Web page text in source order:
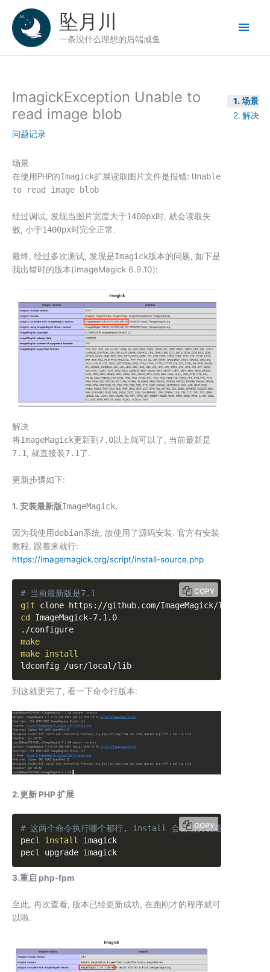
坠月川
一条没什么理想的后端咸鱼
主
菜
ImagickException Unable to
read image blob
问题记录
场景
在使用PHP的Imagick扩展读取图片文件是报错: Unable
to read image blob
经过调试, 发现当图片宽度大于1400px时, 就会读取失
败, 小于1400px时完全正常.
最终, 经过多次测试, 发现是Imagick版本的问题, 如下是
我出错时的版本(ImageMagick 6.9.10):
解决
将ImageMagick更新到 7.0以上就可以了, 当前最新是
7.1 , 就直接装7.1了.
更新步骤如下:
1. 安装最新版ImageMagick.
因为我使用debian系统, 故使用了源码安装. 官方有安装
教程, 跟着来就行:
https://imagemagick.org/script/install-source.php
# 当前最新版是7.1
git
cd
ImageMagick-7.1.0
./configure
make
make install
ldconfig /usr/local/lib
COPY
到这就更完了, 看一下命令行版本:
2.更新 PHP 扩展
# 这两个命令执行哪个都行, install 会自动安装最新并覆盖旧
pecl install
imagick
pecl upgrade imagick
COPY
3.重启 php-fpm
至此, 再次查看, 版本已经更新成功, 在跑刚才的程序就可
以啦.
场景
解决